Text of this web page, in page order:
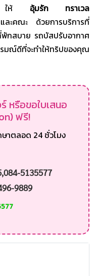
ง ให้ อุ้มรัก ทราเวล
ละคณะ ด้วยการบริการที่
พักสบาย รถบัสปรับอากาศ
ณ์ดีที่จะทำให้ทริปของคุณ
หรือขอใบเสนอ
ฟรี!
าตลอด 24 ชั่วโมง
5135577
9889